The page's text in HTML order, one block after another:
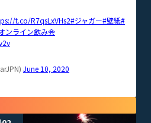
t.co/R7qsLxVHs2#ジャガー#壁紙#
ンライン飲み会
June 10, 2020